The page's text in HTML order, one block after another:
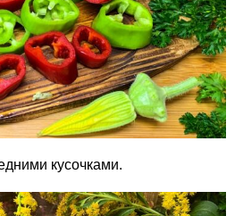
кусочками.